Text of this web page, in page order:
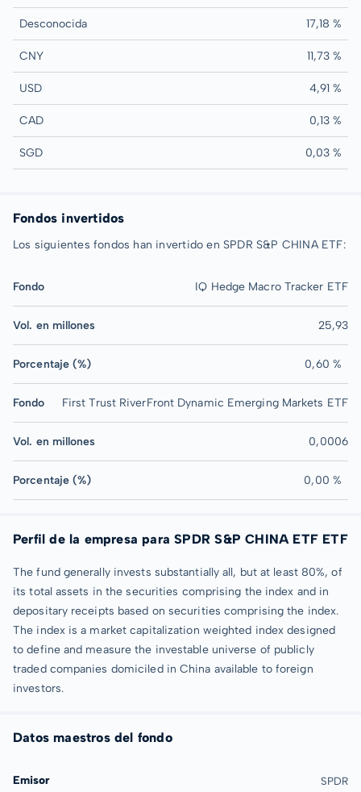
Desconocida 17,18 %
CNY 11,73 %
USD 4,91 %
CAD 0,13 %
SGD 0,03 %
Fondos invertidos
Los siguientes fondos han invertido en SPDR S&P CHINA ETF:
Fondo IQ Hedge Macro Tracker ETF
Vol. en millones 25,93
Porcentaje (%) 0,60 %
Fondo First Trust RiverFront Dynamic Emerging Markets ETF
Vol. en millones 0,0006
Porcentaje (%) 0,00 %
Perfil de la empresa para SPDR S&P CHINA ETF ETF
The fund generally invests substantially all, but at least 80%, of
its total assets in the securities comprising the index and in
depositary receipts based on securities comprising the index.
The index is a market capitalization weighted index designed
to define and measure the investable universe of publicly
traded companies domiciled in China available to foreign
investors.
Datos maestros del fondo
Emisor SPDR